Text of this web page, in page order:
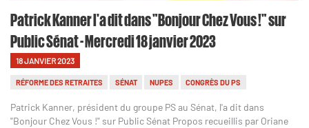
Patrick Kanner l'a dit dans "Bonjour Chez Vous !" sur
Public Sénat - Mercredi 18 janvier 2023
18 JANVIER 2023
RÉFORME DES RETRAITES SÉNAT NUPES CONGRÈS DU PS
Patrick Kanner, président du groupe PS au Sénat, l'a dit dans
"Bonjour Chez Vous !" sur Public Sénat Propos recueillis par Oriane